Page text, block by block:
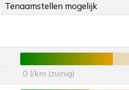
Tenaamstellen mogelijk
0 l/km (zuinig)